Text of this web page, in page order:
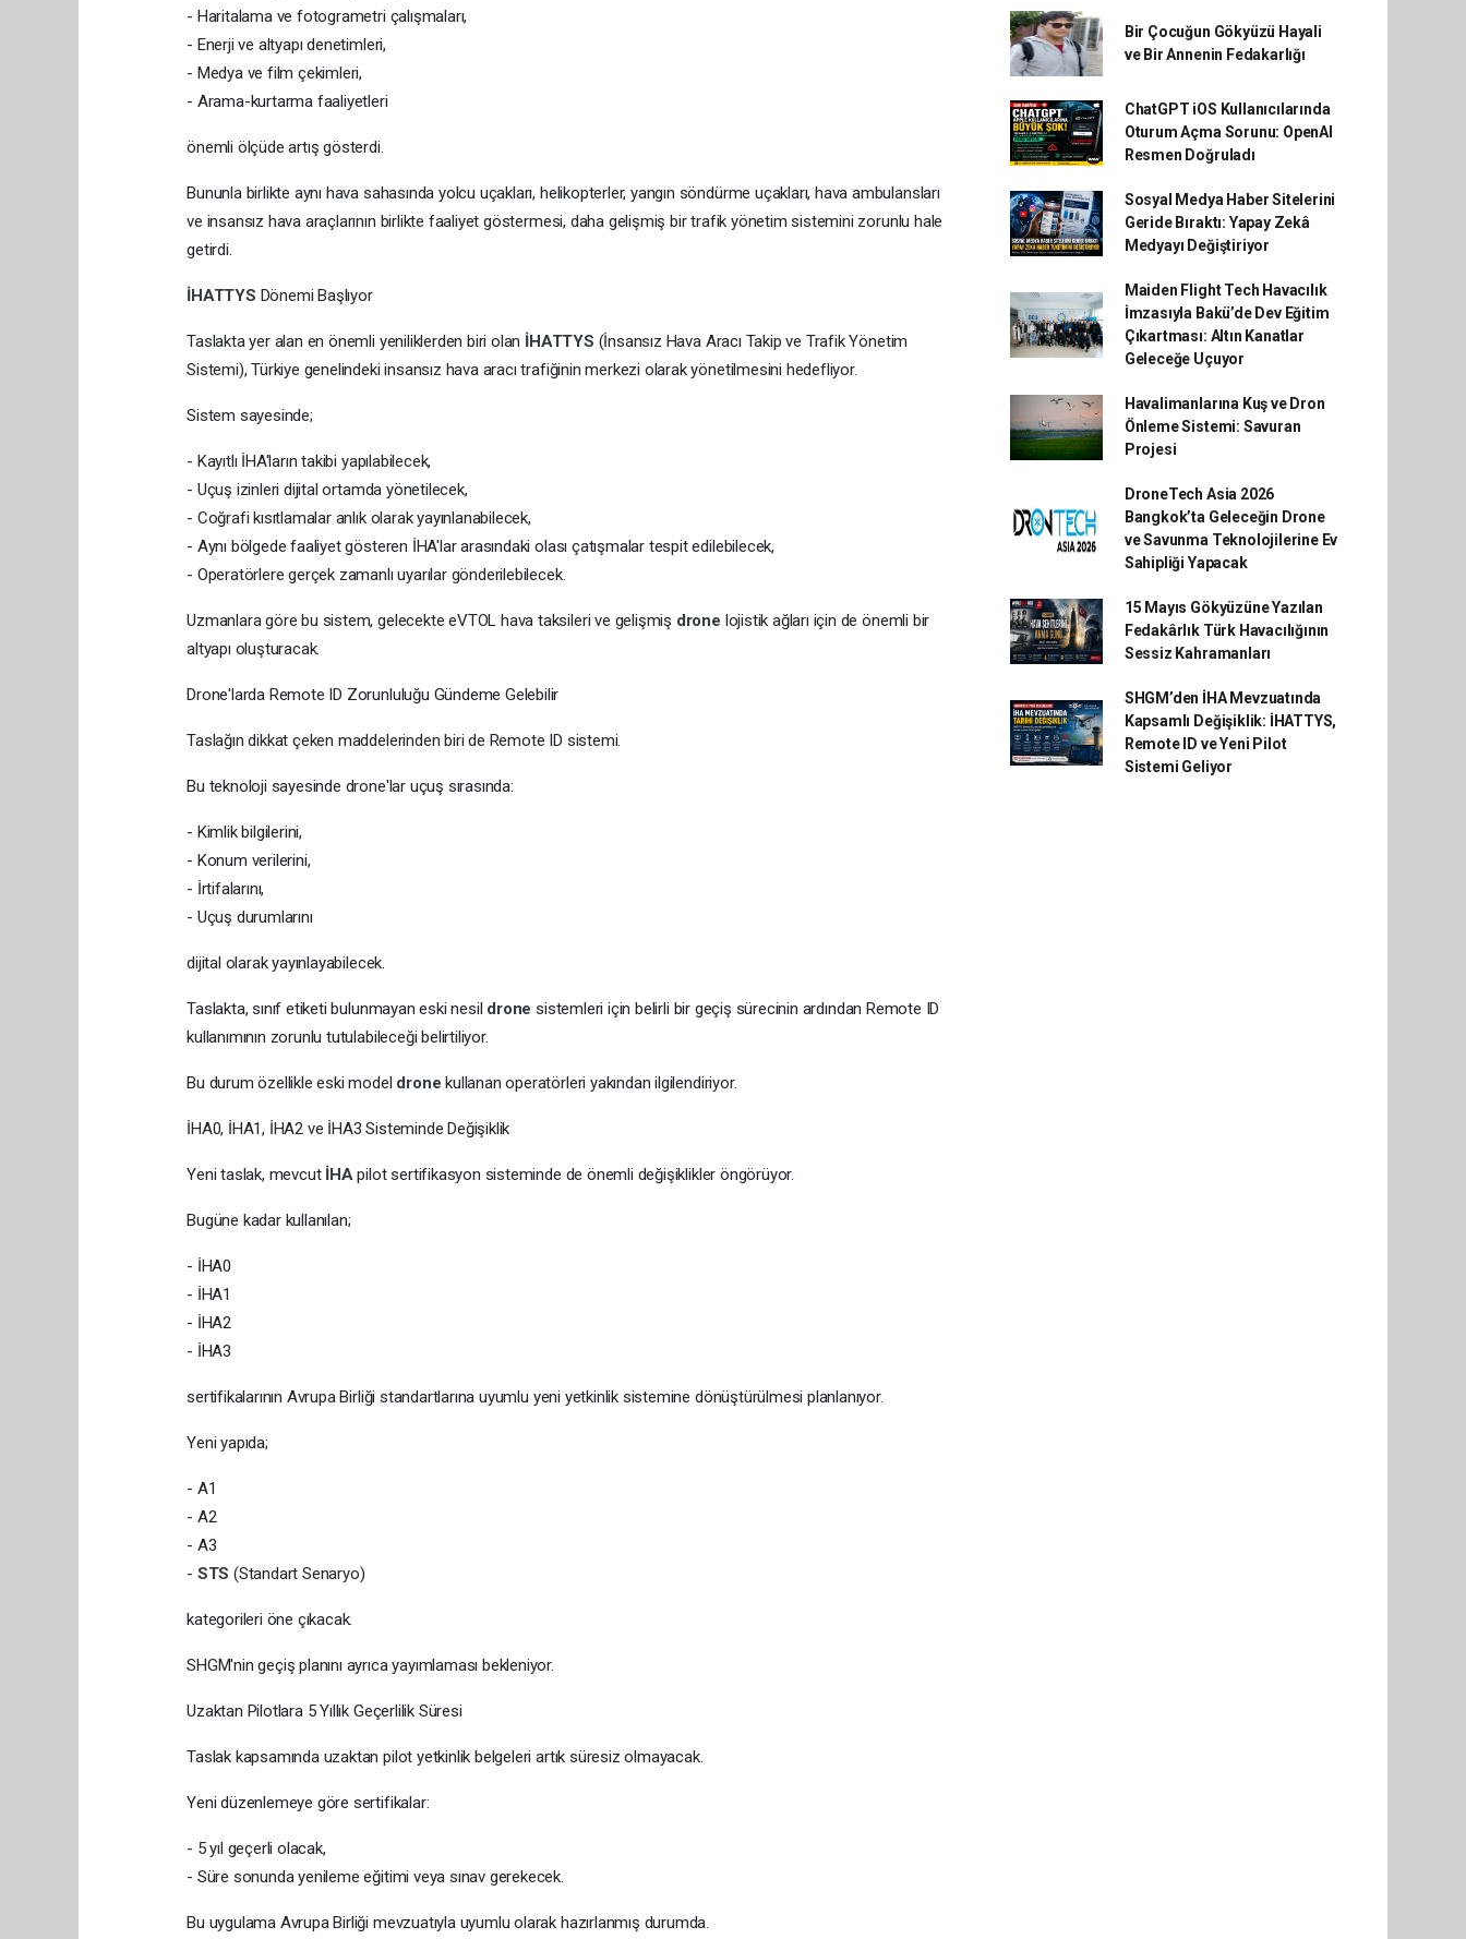
- Haritalama ve fotogrametri çalışmaları,
- Enerji ve altyapı denetimleri,
- Medya ve film çekimleri,
- Arama-kurtarma faaliyetleri
önemli ölçüde artış gösterdi.
Bununla birlikte aynı hava sahasında yolcu uçakları, helikopterler, yangın söndürme uçakları, hava ambulansları
ve insansız hava araçlarının birlikte faaliyet göstermesi, daha gelişmiş bir trafik yönetim sistemini zorunlu hale
getirdi.
İHATTYS Dönemi Başlıyor
Taslakta yer alan en önemli yeniliklerden biri olan İHATTYS (İnsansız Hava Aracı Takip ve Trafik Yönetim
Sistemi), Türkiye genelindeki insansız hava aracı trafiğinin merkezi olarak yönetilmesini hedefliyor.
Sistem sayesinde;
- Kayıtlı İHA'ların takibi yapılabilecek,
- Uçuş izinleri dijital ortamda yönetilecek,
- Coğrafi kısıtlamalar anlık olarak yayınlanabilecek,
- Aynı bölgede faaliyet gösteren İHA'lar arasındaki olası çatışmalar tespit edilebilecek,
- Operatörlere gerçek zamanlı uyarılar gönderilebilecek.
Uzmanlara göre bu sistem, gelecekte eVTOL hava taksileri ve gelişmiş drone lojistik ağları için de önemli bir
altyapı oluşturacak.
Drone'larda Remote ID Zorunluluğu Gündeme Gelebilir
Taslağın dikkat çeken maddelerinden biri de Remote ID sistemi.
Bu teknoloji sayesinde drone'lar uçuş sırasında:
- Kimlik bilgilerini,
- Konum verilerini,
- İrtifalarını,
- Uçuş durumlarını
dijital olarak yayınlayabilecek.
Taslakta, sınıf etiketi bulunmayan eski nesil dronesistemleri için belirli bir geçiş sürecinin ardından Remote ID
kullanımının zorunlu tutulabileceği belirtiliyor.
Bu durum özellikle eski model dronekullanan operatörleri yakından ilgilendiriyor.
İHA0, İHA1, İHA2 ve İHA3 Sisteminde Değişiklik
Yeni taslak, mevcut İHApilot sertifikasyon sisteminde de önemli değişiklikler öngörüyor.
Bugüne kadar kullanılan;
- İHA0
- İHA1
- İHA2
- İHA3
sertifikalarının Avrupa Birliği standartlarına uyumlu yeni yetkinlik sistemine dönüştürülmesi planlanıyor.
Yeni yapıda;
- A1
- A2
- A3
- STS (Standart Senaryo)
kategorileri öne çıkacak.
SHGM'nin geçiş planını ayrıca yayımlaması bekleniyor.
Uzaktan Pilotlara 5 Yıllık Geçerlilik Süresi
Taslak kapsamında uzaktan pilot yetkinlik belgeleri artık süresiz olmayacak.
Yeni düzenlemeye göre sertifikalar:
- 5 yıl geçerli olacak,
- Süre sonunda yenileme eğitimi veya sınav gerekecek.
Bu uygulama Avrupa Birliği mevzuatıyla uyumlu olarak hazırlanmış durumda.
Bir Çocuğun Gökyüzü Hayali
ve Bir Annenin Fedakarlığı
ChatGPT iOS Kullanıcılarında
Oturum Açma Sorunu: OpenAI
Resmen Doğruladı
Sosyal Medya Haber Sitelerini
Geride Bıraktı: Yapay Zekâ
Medyayı Değiştiriyor
Maiden Flight Tech Havacılık
İmzasıyla Bakü’de Dev Eğitim
Çıkartması: Altın Kanatlar
Geleceğe Uçuyor
Havalimanlarına Kuş ve Dron
Önleme Sistemi: Savuran
Projesi
DroneTech Asia 2026
Bangkok’ta Geleceğin Drone
ve Savunma Teknolojilerine Ev
Sahipliği Yapacak
15 Mayıs Gökyüzüne Yazılan
Fedakârlık Türk Havacılığının
Sessiz Kahramanları
SHGM’den İHA Mevzuatında
Kapsamlı Değişiklik: İHATTYS,
Remote ID ve Yeni Pilot
Sistemi Geliyor